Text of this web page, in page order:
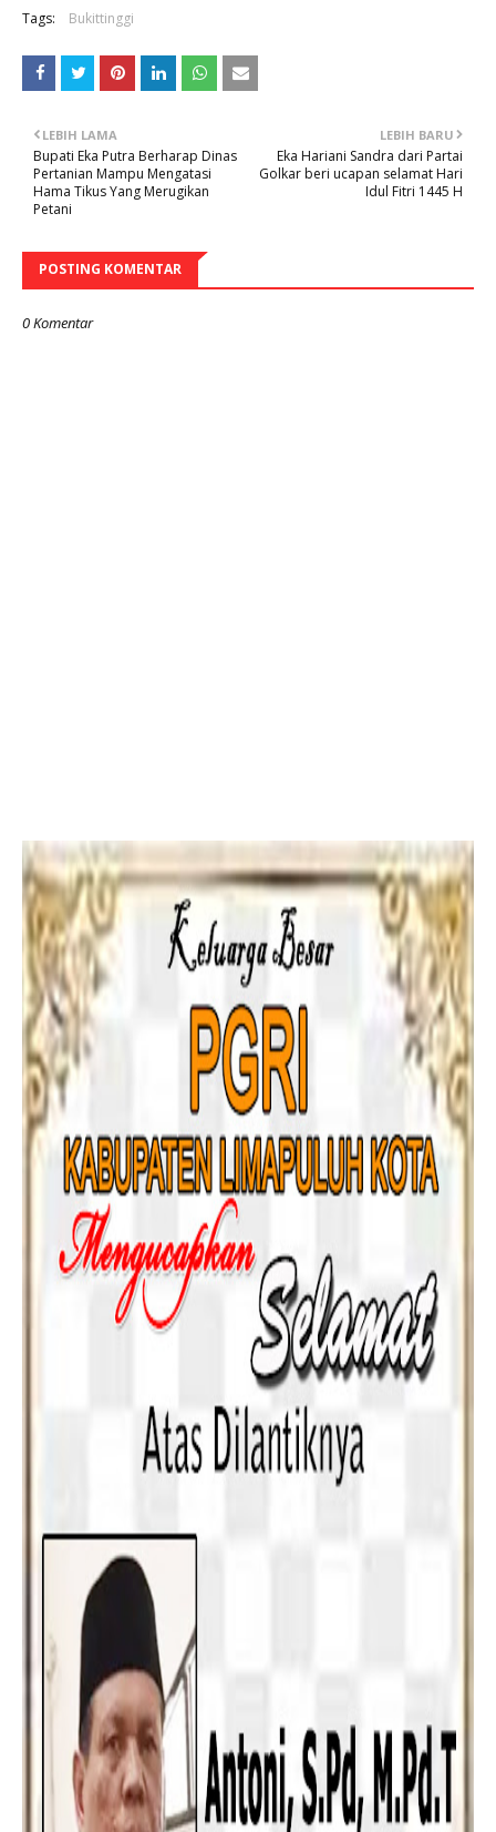
Tags: Bukittinggi
LEBIH BARU
Eka Hariani Sandra dari Partai
Golkar beri ucapan selamat Hari
Idul Fitri 1445 H
LEBIH LAMA
Bupati Eka Putra Berharap Dinas
Pertanian Mampu Mengatasi
Hama Tikus Yang Merugikan
Petani
POSTING KOMENTAR
0 Komentar